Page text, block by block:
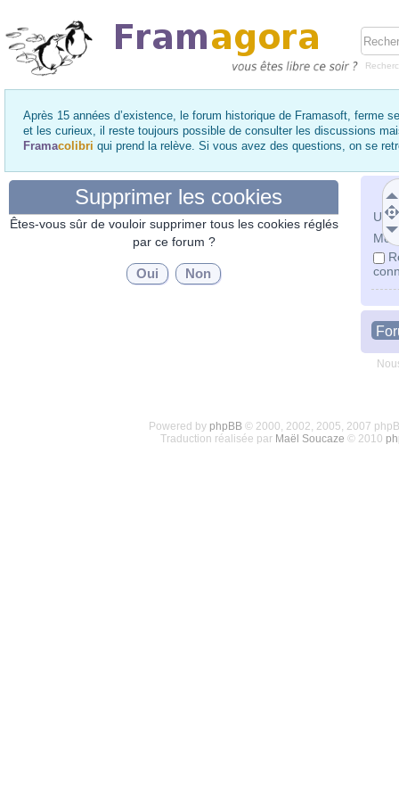
Après 15 années d’existence, le forum historique de Framasoft, ferme
et les curieux, il reste toujours possible de consulter les discussions
Framacolibri qui prend la relève. Si vous avez des questions, on se
Mot
Supprimer les cookies
Êtes-vous sûr de vouloir supprimer tous les cookies réglés
par ce forum ?
Powered by phpBB© 2000, 2002, 2005, 2007
Traduction réalisée par Maël Soucaze © 2010